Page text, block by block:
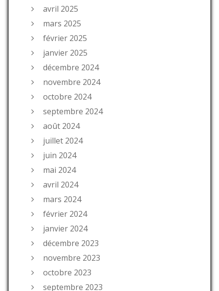
avril 2025
mars 2025
février 2025
janvier 2025
décembre 2024
novembre 2024
octobre 2024
septembre 2024
août 2024
juillet 2024
juin 2024
mai 2024
avril 2024
mars 2024
février 2024
janvier 2024
décembre 2023
novembre 2023
octobre 2023
septembre 2023